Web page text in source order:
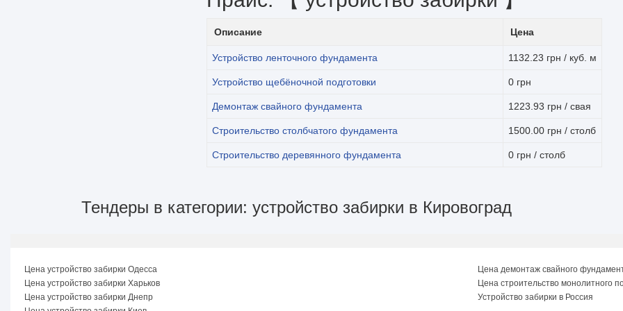
Описание Цена
Устройство ленточного фундамента 1132.23 грн / куб. м
Устройство щебёночной подготовки 0 грн
Демонтаж свайного фундамента 1223.93 грн / свая
Строительство столбчатого фундамента 1500.00 грн / столб
Строительство деревянного фундамента 0 грн / столб
Тендеры в категории: устройство забирки в Кировоград
Цена устройство забирки Одесса
Цена устройство забирки Харьков
Цена устройство забирки Днепр
Цена демонтаж свайного
Цена строительство монолитного
Устройство забирки в Россия